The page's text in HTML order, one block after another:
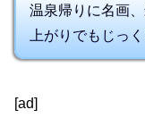
温泉帰りに名画
上がりでもじっ
[ad]